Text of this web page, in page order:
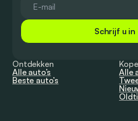
Schrijf u in
Ontdekken
Alle auto’s
Beste auto’s
Alle